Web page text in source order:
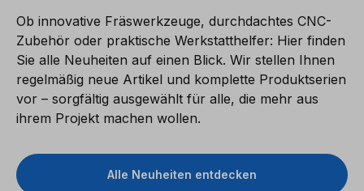
Ob innovative Fräswerkzeuge, durchdachtes CNC-
Zubehör oder praktische Werkstatthelfer: Hier finden
Sie alle Neuheiten auf einen Blick. Wir stellen Ihnen
regelmäßig neue Artikel und komplette Produktserien
vor – sorgfältig ausgewählt für alle, die mehr aus
ihrem Projekt machen wollen.
Alle Neuheiten entdecken